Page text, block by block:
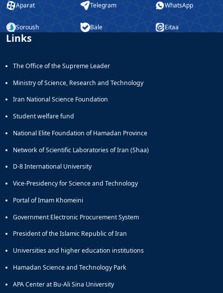
Dean
Educational
Deputy
for
Research
Affairs
Dean
for
Studies
Aparat Telegram WhatsApp
Soroush Bale Eitaa
Links
The Office of the Supreme Leader
Ministry of Science, Research and Technology
Iran National Science Foundation
Student welfare fund
National Elite Foundation of Hamadan Province
Network of Scientific Laboratories of Iran (Shaa)
D-8 International University
Vice-Presidency for Science and Technology
Portal of Imam Khomeini
Government Electronic Procurement System
President of the Islamic Republic of Iran
Universities and higher education institutions
Hamadan Science and Technology Park
APA Center at Bu-Ali Sina University